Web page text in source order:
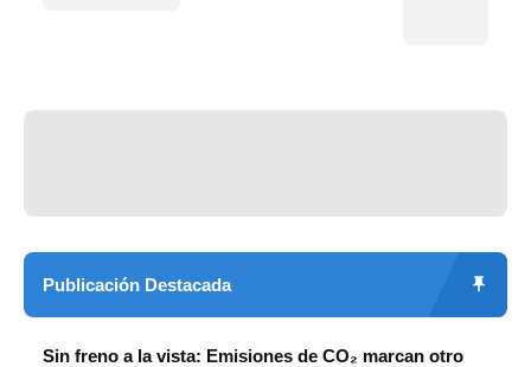
Publicación Destacada
Sin freno a la vista: Emisiones de CO₂ marcan otro